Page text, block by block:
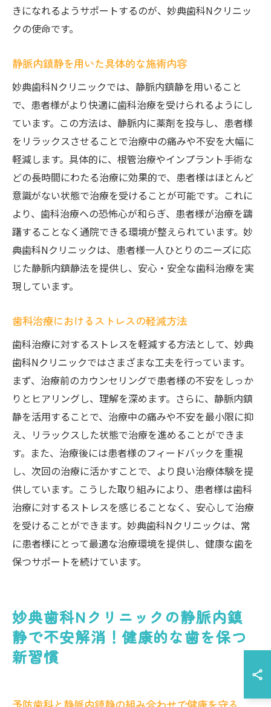
きになれるようサポートするのが、妙典歯科Nクリニッ
クの使命です。
静脈内鎮静を用いた具体的な施術内容
妙典歯科Nクリニックでは、静脈内鎮静を用いること
で、患者様がより快適に歯科治療を受けられるようにし
ています。この方法は、静脈内に薬剤を投与し、患者様
をリラックスさせることで治療中の痛みや不安を大幅に
軽減します。具体的に、根管治療やインプラント手術な
どの長時間にわたる治療に効果的で、患者様はほとんど
意識がない状態で治療を受けることが可能です。これに
より、歯科治療への恐怖心が和らぎ、患者様が治療を躊
躇することなく通院できる環境が整えられています。妙
典歯科Nクリニックは、患者様一人ひとりのニーズに応
じた静脈内鎮静法を提供し、安心・安全な歯科治療を実
現しています。
歯科治療におけるストレスの軽減方法
歯科治療に対するストレスを軽減する方法として、妙典
歯科Nクリニックではさまざまな工夫を行っています。
まず、治療前のカウンセリングで患者様の不安をしっか
りとヒアリングし、理解を深めます。さらに、静脈内鎮
静を活用することで、治療中の痛みや不安を最小限に抑
え、リラックスした状態で治療を進めることができま
す。また、治療後には患者様のフィードバックを重視
し、次回の治療に活かすことで、より良い治療体験を提
供しています。こうした取り組みにより、患者様は歯科
治療に対するストレスを感じることなく、安心して治療
を受けることができます。妙典歯科Nクリニックは、常
に患者様にとって最適な治療環境を提供し、健康な歯を
保つサポートを続けています。
妙典歯科Nクリニックの静脈内鎮
静で不安解消！健康的な歯を保つ
新習慣